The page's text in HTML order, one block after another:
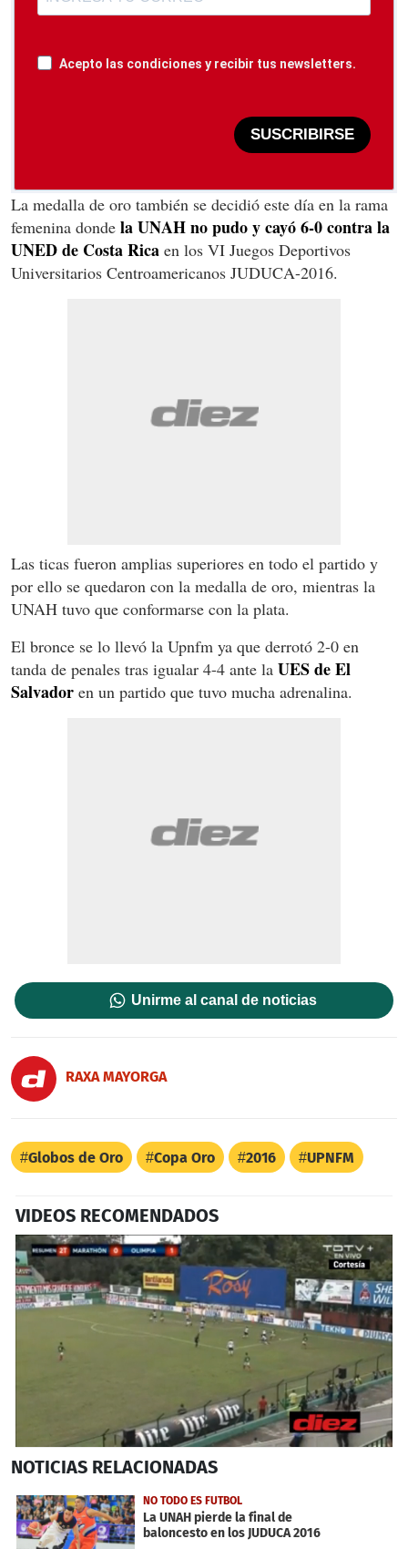
Acepto las condiciones y recibir tus newsletters.
SUSCRIBIRSE
La medalla de oro también se decidió este día en la rama
femenina donde la UNAH no pudo y cayó 6-0 contra la
UNED de Costa Rica en los VI Juegos Deportivos
Universitarios Centroamericanos JUDUCA-2016.
Las ticas fueron amplias superiores en todo el partido y
por ello se quedaron con la medalla de oro, mientras la
UNAH tuvo que conformarse con la plata.
El bronce se lo llevó la Upnfm ya que derrotó 2-0 en
tanda de penales tras igualar 4-4 ante la UES de El
Salvador en un partido que tuvo mucha adrenalina.
Unirme al canal de noticias
RAXA MAYORGA
Globos de Oro Copa Oro 2016 UPNFM
VIDEOS RECOMENDADOS
seconds
4
minutes,
20
seconds
NOTICIAS RELACIONADAS
NO TODO ES FUTBOL
La UNAH pierde la final de
baloncesto en los JUDUCA 2016